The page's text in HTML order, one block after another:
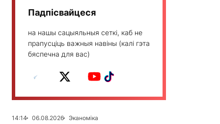
Падпісвайцеся
на нашы сацыяльныя сеткі, каб не
прапусціць важныя навіны (калі гэта
бяспечна для вас)
14:14 06.08.2026
Эканоміка